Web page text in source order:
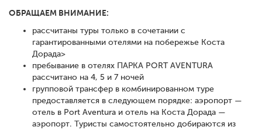
ОБРАЩАЕМ ВНИМАНИЕ:
рассчитаны туры только в сочетании с
гарантированными отелями на побережье Коста
Дорада>
пребывание в отелях ПАРКА PORT AVENTURA
рассчитано на 4, 5 и 7 ночей
групповой трансфер в комбинированном туре
предоставляется в следующем порядке: аэропорт —
отель в Port Aventura и отель на Коста Дорада —
аэропорт. Туристы самостоятельно добираются из